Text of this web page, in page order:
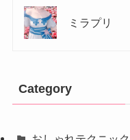
ミラプリ
Category